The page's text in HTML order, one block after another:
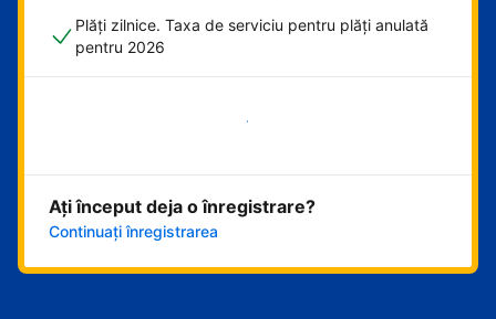
Plăți zilnice. Taxa de serviciu pentru plăți anulată
pentru 2026
Începeți acum
Ați început deja o înregistrare?
Continuați înregistrarea